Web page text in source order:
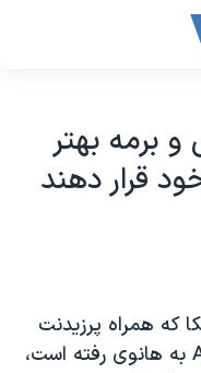
برمه بهتر
قرار دهند
که همراه پرزيدنت
بوش برای شرکت در کنفرانس APEC به هانوی رفته است،